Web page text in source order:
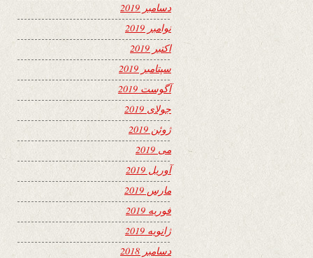
دسامبر 2019
نوامبر 2019
اکتبر 2019
سپتامبر 2019
آگوست 2019
جولای 2019
ژوئن 2019
می 2019
آوریل 2019
مارس 2019
فوریه 2019
ژانویه 2019
دسامبر 2018